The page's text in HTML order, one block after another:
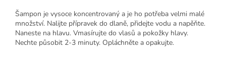
Šampon je vysoce koncentrovaný a je ho potřeba velmi malé
množství. Nalijte přípravek do dlaně, přidejte vodu a napěňte.
Naneste na hlavu. Vmasírujte do vlasů a pokožky hlavy.
Nechte působit 2-3 minuty. Opláchněte a opakujte.